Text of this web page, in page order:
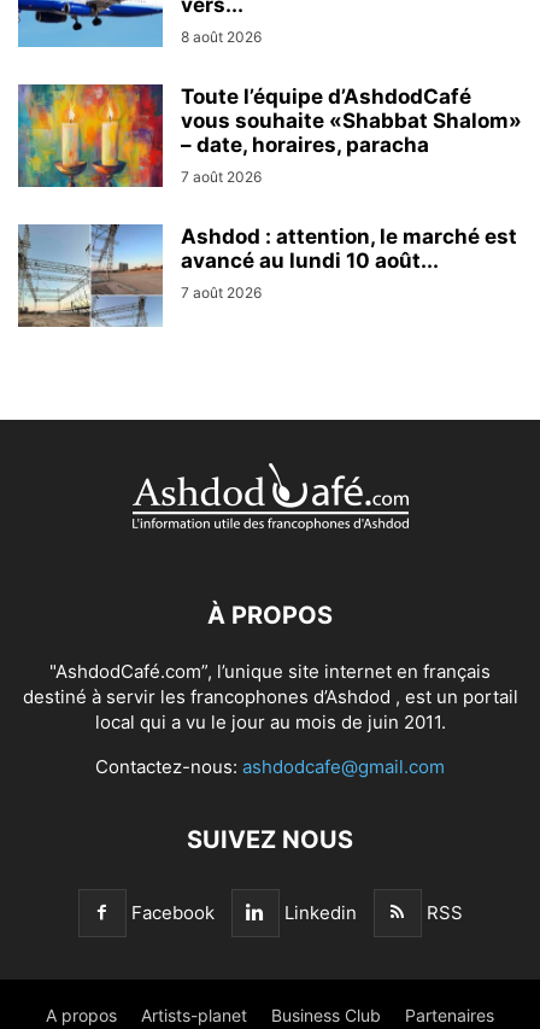
8 août 2026
Toute l’équipe d’AshdodCafé
vous souhaite «Shabbat Shalom»
– date, horaires, paracha
7 août 2026
Ashdod : attention, le marché est
avancé au lundi 10 août...
7 août 2026
À PROPOS
"AshdodCafé.com”, l’unique site internet en français
destiné à servir les francophones d’Ashdod , est un portail
local qui a vu le jour au mois de juin 2011.
Contactez-nous: ashdodcafe@gmail.com
SUIVEZ NOUS
Facebook Linkedin RSS
A propos Artists-planet Business Club Partenaires